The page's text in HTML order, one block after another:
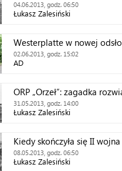
04.06.2013, godz. 06:50
Łukasz Zalesiński
Westerplatte w nowej
02.06.2013, godz. 15:02
AD
ORP „Orzeł”: zagadka
31.05.2013, godz. 14:00
Łukasz Zalesiński
Kiedy skończyła się II
08.05.2013, godz. 06:50
Łukasz Zalesiński